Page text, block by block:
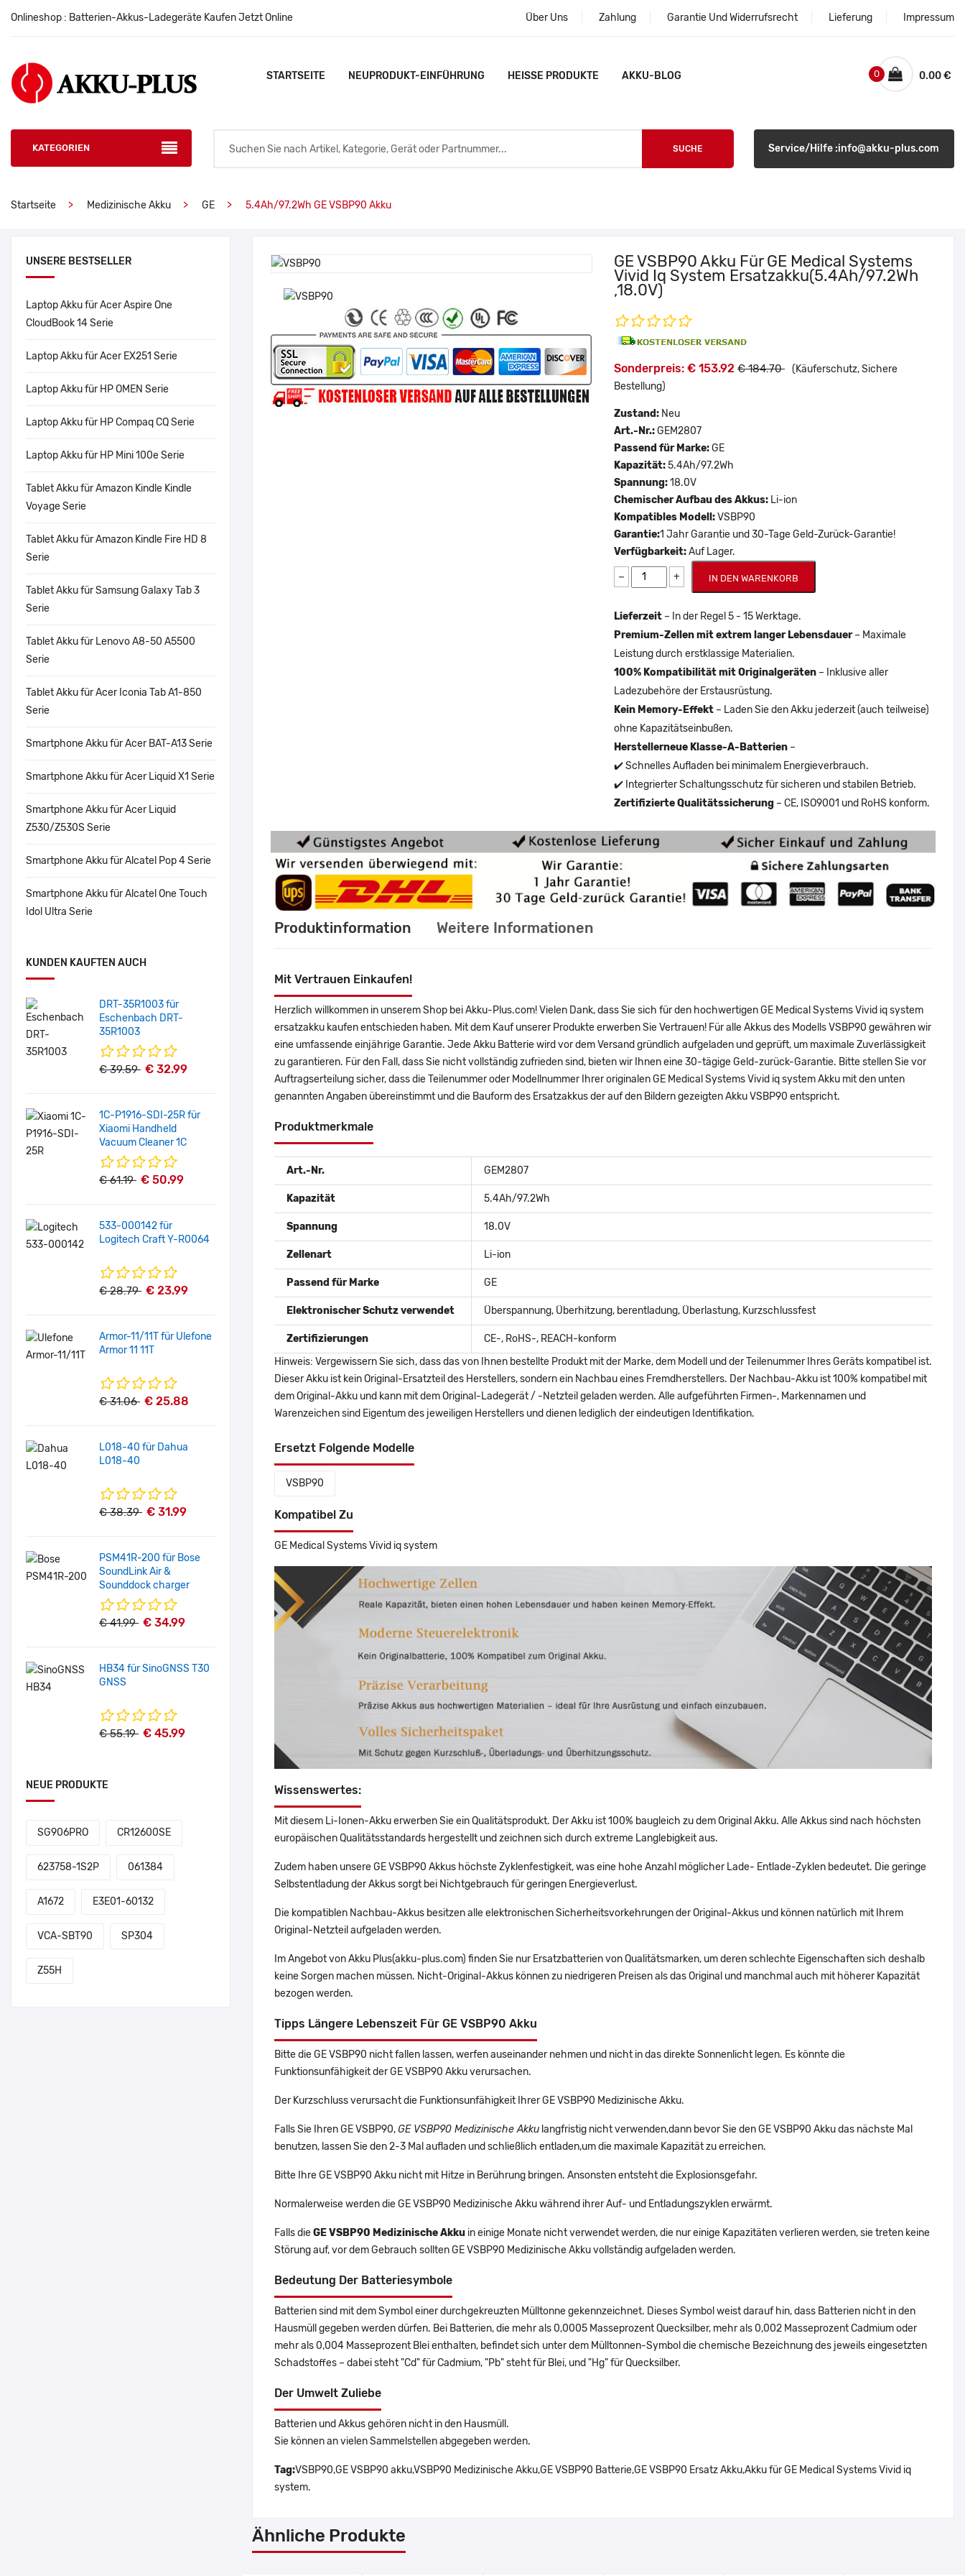
Onlineshop : Batterien-Akkus-Ladegeräte Kaufen Jetzt Online Über Uns Zahlung Garantie Und Widerrufsrecht Lieferung Impressum
STARTSEITE NEUPRODUKT-EINFÜHRUNG HEISSE PRODUKTE AKKU-BLOG 0.00 €
0
KATEGORIEN SUCHE Service/Hilfe :info@akku-plus.com
Startseite Medizinische Akku GE 5.4Ah/97.2Wh GE VSBP90 Akku
UNSERE BESTSELLER
Laptop Akku für Acer Aspire One
CloudBook 14 Serie
Laptop Akku für Acer EX251 Serie
Laptop Akku für HP OMEN Serie
Laptop Akku für HP Compaq CQ Serie
Laptop Akku für HP Mini 100e Serie
Tablet Akku für Amazon Kindle Kindle
Voyage Serie
Tablet Akku für Amazon Kindle Fire HD 8
Serie
Tablet Akku für Samsung Galaxy Tab 3
Serie
Tablet Akku für Lenovo A8-50 A5500
Serie
Tablet Akku für Acer Iconia Tab A1-850
Serie
Smartphone Akku für Acer BAT-A13 Serie
Smartphone Akku für Acer Liquid X1 Serie
Smartphone Akku für Acer Liquid
Z530/Z530S Serie
Smartphone Akku für Alcatel Pop 4 Serie
Smartphone Akku für Alcatel One Touch
Idol Ultra Serie
KUNDEN KAUFTEN AUCH
DRT-35R1003 für
Eschenbach DRT-
35R1003
€ 39.59 € 32.99
1C-P1916-SDI-25R für
Xiaomi Handheld
Vacuum Cleaner 1C
€ 61.19 € 50.99
533-000142 für
Logitech Craft Y-R0064
€ 28.79 € 23.99
Armor-11/11T für Ulefone
Armor 11 11T
€ 31.06 € 25.88
L018-40 für Dahua
L018-40
€ 38.39 € 31.99
PSM41R-200 für Bose
SoundLink Air &
Sounddock charger
€ 41.99 € 34.99
HB34 für SinoGNSS T30
GNSS
€ 55.19 € 45.99
NEUE PRODUKTE
SG906PRO CR12600SE
623758-1S2P 061384
A1672 E3E01-60132
VCA-SBT90 SP304
Z55H
GE VSBP90 Akku Für GE Medical Systems
Vivid Iq System Ersatzakku(5.4Ah/97.2Wh
,18.0V)
Sonderpreis: € 153.92 € 184.70 (Käuferschutz, Sichere
Bestellung)
Zustand: Neu
Art.-Nr.:GEM2807
Passend für Marke:GE
Kapazität:5.4Ah/97.2Wh
Spannung:18.0V
Chemischer Aufbau des Akkus: Li-ion
Kompatibles Modell:VSBP90
Garantie:1 Jahr Garantie und 30-Tage Geld-Zurück-Garantie!
Verfügbarkeit:Auf Lager.
− + IN DEN WARENKORB
Lieferzeit – In der Regel 5 - 15 Werktage.
Premium-Zellen mit extrem langer Lebensdauer– Maximale
Leistung durch erstklassige Materialien.
100% Kompatibilität mit Originalgeräten – Inklusive aller
Ladezubehöre der Erstausrüstung.
Kein Memory-Effekt – Laden Sie den Akku jederzeit (auch teilweise)
ohne Kapazitätseinbußen.
Herstellerneue Klasse-A-Batterien –
✔️ Schnelles Aufladen bei minimalem Energieverbrauch.
✔️ Integrierter Schaltungsschutz für sicheren und stabilen Betrieb.
Zertifizierte Qualitätssicherung – CE, ISO9001 und RoHS konform.
Produktinformation Weitere Informationen
Mit Vertrauen Einkaufen!
Herzlich willkommen in unserem Shop bei Akku-Plus.com! Vielen Dank, dass Sie sich für den hochwertigen GE Medical Systems Vivid iq system
ersatzakku kaufen entschieden haben. Mit dem Kauf unserer Produkte erwerben Sie Vertrauen! Für alle Akkus des Modells VSBP90 gewähren wir
eine umfassende einjährige Garantie. Jede Akku Batterie wird vor dem Versand gründlich aufgeladen und geprüft, um maximale Zuverlässigkeit
zu garantieren. Für den Fall, dass Sie nicht vollständig zufrieden sind, bieten wir Ihnen eine 30-tägige Geld-zurück-Garantie. Bitte stellen Sie vor
Auftragserteilung sicher, dass die Teilenummer oder Modellnummer Ihrer originalen GE Medical Systems Vivid iq system Akku mit den unten
genannten Angaben übereinstimmt und die Bauform des Ersatzakkus der auf den Bildern gezeigten Akku VSBP90 entspricht.
Produktmerkmale
Art.-Nr. GEM2807
Kapazität 5.4Ah/97.2Wh
Spannung 18.0V
Zellenart Li-ion
Passend für Marke GE
Elektronischer Schutz verwendet Überspannung, Überhitzung, berentladung, Überlastung, Kurzschlussfest
Zertifizierungen
CE-, RoHS-, REACH-konform
Hinweis: Vergewissern Sie sich, dass das von Ihnen bestellte Produkt mit der Marke, dem Modell und der Teilenummer Ihres Geräts kompatibel ist.
Dieser Akku ist kein Original-Ersatzteil des Herstellers, sondern ein Nachbau eines Fremdherstellers. Der Nachbau-Akku ist 100% kompatibel mit
dem Original-Akku und kann mit dem Original-Ladegerät / -Netzteil geladen werden. Alle aufgeführten Firmen-, Markennamen und
Warenzeichen sind Eigentum des jeweiligen Herstellers und dienen lediglich der eindeutigen Identifikation.
Ersetzt Folgende Modelle
VSBP90
Kompatibel Zu
GE Medical Systems Vivid iq system
Wissenswertes:
Mit diesem Li-Ionen-Akku erwerben Sie ein Qualitätsprodukt. Der Akku ist 100% baugleich zu dem Original Akku. Alle Akkus sind nach höchsten
europäischen Qualitätsstandards hergestellt und zeichnen sich durch extreme Langlebigkeit aus.
Zudem haben unsere GE VSBP90 Akkus höchste Zyklenfestigkeit, was eine hohe Anzahl möglicher Lade- Entlade-Zyklen bedeutet. Die geringe
Selbstentladung der Akkus sorgt bei Nichtgebrauch für geringen Energieverlust.
Die kompatiblen Nachbau-Akkus besitzen alle elektronischen Sicherheitsvorkehrungen der Original-Akkus und können natürlich mit Ihrem
Original-Netzteil aufgeladen werden.
Im Angebot von Akku Plus(akku-plus.com) finden Sie nur Ersatzbatterien von Qualitätsmarken, um deren schlechte Eigenschaften sich deshalb
keine Sorgen machen müssen. Nicht-Original-Akkus können zu niedrigeren Preisen als das Original und manchmal auch mit höherer Kapazität
bezogen werden.
Tipps Längere Lebenszeit Für GE VSBP90 Akku
Bitte die GE VSBP90 nicht fallen lassen, werfen auseinander nehmen und nicht in das direkte Sonnenlicht legen. Es könnte die
Funktionsunfähigkeit der GE VSBP90 Akku verursachen.
Der Kurzschluss verursacht die Funktionsunfähigkeit Ihrer GE VSBP90 Medizinische Akku.
Falls Sie Ihren GE VSBP90, GE VSBP90 Medizinische Akku langfristig nicht verwenden,dann bevor Sie den GE VSBP90 Akku das nächste Mal
benutzen, lassen Sie den 2-3 Mal aufladen und schließlich entladen,um die maximale Kapazität zu erreichen.
Bitte Ihre GE VSBP90 Akku nicht mit Hitze in Berührung bringen. Ansonsten entsteht die Explosionsgefahr.
Normalerweise werden die GE VSBP90 Medizinische Akku während ihrer Auf- und Entladungszyklen erwärmt.
Falls dieGE VSBP90 Medizinische Akku in einige Monate nicht verwendet werden, die nur einige Kapazitäten verlieren werden, sie treten keine
Störung auf, vor dem Gebrauch sollten GE VSBP90 Medizinische Akku vollständig aufgeladen werden.
Bedeutung Der Batteriesymbole
Batterien sind mit dem Symbol einer durchgekreuzten Mülltonne gekennzeichnet. Dieses Symbol weist darauf hin, dass Batterien nicht in den
Hausmüll gegeben werden dürfen. Bei Batterien, die mehr als 0,0005 Masseprozent Quecksilber, mehr als 0,002 Masseprozent Cadmium oder
mehr als 0,004 Masseprozent Blei enthalten, befindet sich unter dem Mülltonnen-Symbol die chemische Bezeichnung des jeweils eingesetzten
Schadstoffes – dabei steht "Cd" für Cadmium, "Pb" steht für Blei, und "Hg" für Quecksilber.
Der Umwelt Zuliebe
Batterien und Akkus gehören nicht in den Hausmüll.
Sie können an vielen Sammelstellen abgegeben werden.
Tag:VSBP90,GE VSBP90 akku,VSBP90 Medizinische Akku,GE VSBP90 Batterie,GE VSBP90 Ersatz Akku,Akku für GE Medical Systems Vivid iq
system.
Ähnliche Produkte